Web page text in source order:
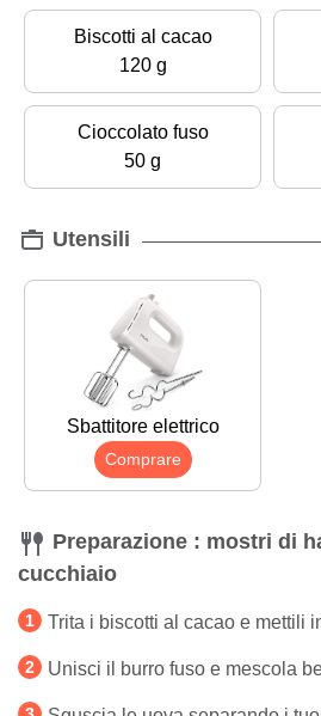
Biscotti al cacao
120 g
Cioccolato fuso
50 g
Utensili
Sbattitore elettrico
Comprare
Preparazione : mostri di
cucchiaio
Trita i biscotti al cacao e mettili
Unisci il burro fuso e mescola